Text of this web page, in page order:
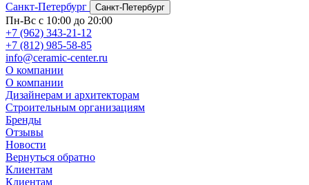
Санкт-Петербург
Санкт-Петербург
Пн-Вс с 10:00 до 20:00
+7 (962) 343-21-12
+7 (812) 985-58-85
info@ceramic-center.ru
О компании
О компании
Дизайнерам и архитекторам
Строительным организациям
Бренды
Отзывы
Новости
Вернуться обратно
Клиентам
Клиентам